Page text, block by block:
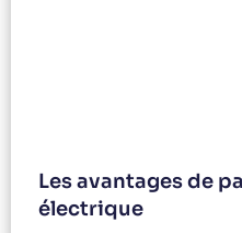
Les avantages de
électrique